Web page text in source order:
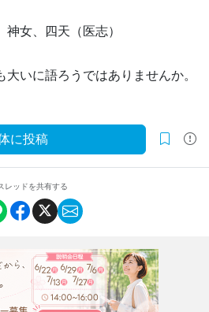
神女、四天（医志）
いに語ろうではありませんか。
に投稿
レッドを共有する